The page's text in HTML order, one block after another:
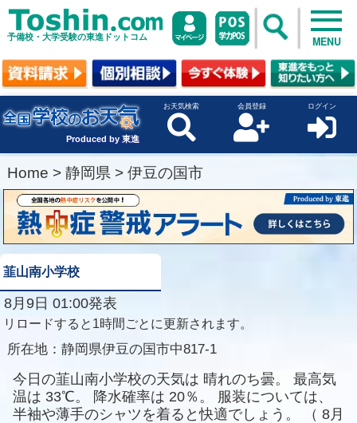
予備校・大学受験の東進ドットコム MENU
Produced by 東進
お天気検索 会員登録 ログイン
Home > 静岡県 > 伊豆の国市
韮山南小学校
8月9日 01:00発表
リロードすると1時間ごとに更新されます。
所在地： 静岡県伊豆の国市中817-1
今日の韮山南小学校の天気は 晴れのち曇。
最高気
温は 33℃。 降水確率は 20％。
服装については、
半袖や薄手のシャツを着ると快適でしょう。
（ 8月